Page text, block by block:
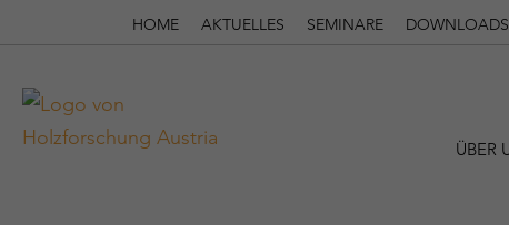
HOME AKTUELLES SEMINARE DOWNLOADS
ÜBER